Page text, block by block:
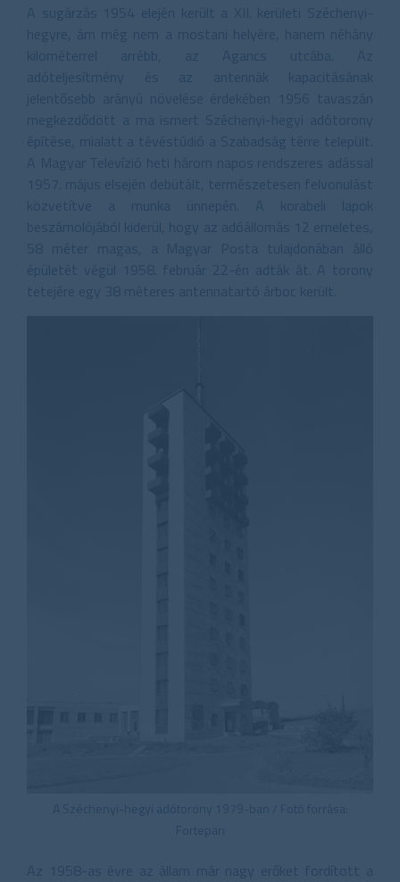
A sugárzás 1954 elején került a XII. kerületi Széchenyi-
hegyre, ám még nem a mostani helyére, hanem néhány
kilométerrel arrébb, az Agancs utcába. Az
adóteljesítmény és az antennák kapacitásának
jelentősebb arányú növelése érdekében 1956 tavaszán
megkezdődött a ma ismert Széchenyi-hegyi adótorony
építése, mialatt a tévéstúdió a Szabadság térre települt.
A Magyar Televízió heti három napos rendszeres adással
1957. május elsején debütált, természetesen felvonulást
közvetítve a munka ünnepén. A korabeli lapok
beszámolójából kiderül, hogy az adóállomás 12 emeletes,
58 méter magas, a Magyar Posta tulajdonában álló
épületét végül 1958. február 22-én adták át. A torony
tetejére egy 38 méteres antennatartó árboc került.
A Széchenyi-hegyi adótorony 1979-ban / Fotó forrása:
Fortepan
Az 1958-as évre az állam már nagy erőket fordított a